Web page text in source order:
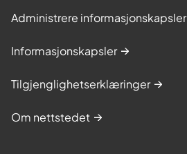
Administrere informasjonskapsler
Informasjonskapsler
Tilgjenglighetserklæringer
Om nettstedet